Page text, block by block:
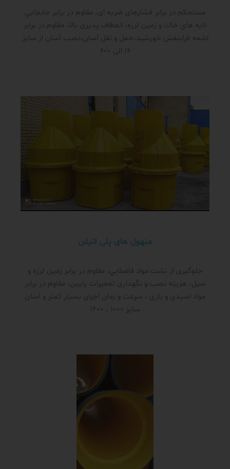
مستحکم در برابر فشار‌های ضربه ای، مقاوم در برابر جابجايي
لايه هاي خاك و زمين لرزه، انعطاف پذیری بالا، مقاوم در برابر
اشعه فرابنفش خورشید،حمل و نقل آسان،نصب آسان از سایز
16 الی 600
منهول های پلی اتیلن
جلوگیری از نشت مواد فاضلابي، مقاوم در برابر زمین لرزه و
سیل، هزینه نصب و نگهداری تعمیرات پایین، مقاوم در برابر
مواد اسیدی و بازی ، سرعت و زمان اجرای بسیار کمتر و آسان
سایز 1000 ، 1200